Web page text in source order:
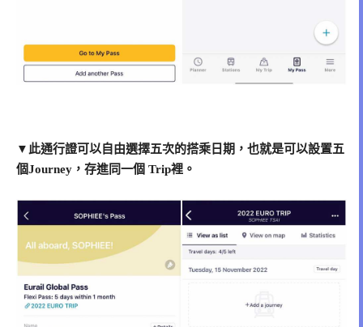
▼此通行證可以自由選擇五次的搭乘日期，也就是可以設置五
個Journey，存進同一個 Trip裡。